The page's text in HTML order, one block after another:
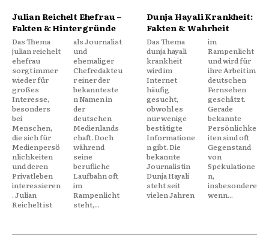
Julian Reichelt Ehefrau –
Fakten & Hintergründe
Das Thema
julian reichelt
ehefrau
sorgt immer
wieder für
großes
Interesse,
besonders
bei
Menschen,
die sich für
Medienpersö
nlichkeiten
und deren
Privatleben
interessieren
. Julian
Reichelt ist
als Journalist
und
ehemaliger
Chefredakteu
r einer der
bekannteste
n Namen in
der
deutschen
Medienlands
chaft. Doch
während
seine
berufliche
Laufbahn oft
im
Rampenlicht
steht,...
Dunja Hayali Krankheit:
Fakten & Wahrheit
Das Thema
dunja hayali
krankheit
wird im
Internet
häufig
gesucht,
obwohl es
nur wenige
bestätigte
Informatione
n gibt. Die
bekannte
Journalistin
Dunja Hayali
steht seit
vielen Jahren
im
Rampenlicht
und wird für
ihre Arbeit im
deutschen
Fernsehen
geschätzt.
Gerade
bekannte
Persönlichke
iten sind oft
Gegenstand
von
Spekulatione
n,
insbesondere
wenn...